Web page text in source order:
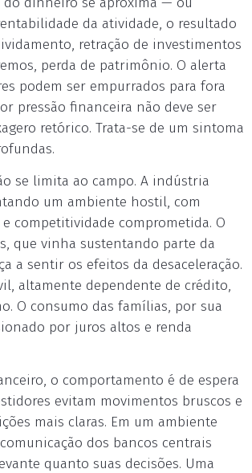
da atividade, o resultado
retração de investimentos
perda de patrimônio. O alerta
podem ser empurrados para fora
pressão financeira não deve ser
retórico. Trata-se de um sintoma
se limita ao campo. A indústria
um ambiente hostil, com
e competitividade comprometida. O
que vinha sustentando parte da
a sentir os efeitos da desaceleração.
altamente dependente de crédito,
O consumo das famílias, por sua
por juros altos e renda
o comportamento é de espera
evitam movimentos bruscos e
mais claras. Em um ambiente
dos bancos centrais
quanto suas decisões. Uma